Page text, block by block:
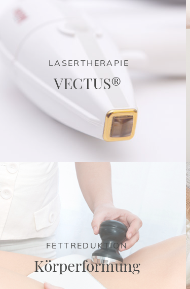
LASERTHERAPIE
VECTUS®
FETTREDUKTION
Körperformung